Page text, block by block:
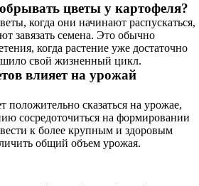
цветы у картофеля?
когда они начинают распускаться,
завязать семена. Это обычно
когда растение уже достаточно
свой жизненный цикл.
влияет на урожай
сказаться на урожае,
сосредоточиться на формировании
к более крупным и здоровым
общий объем урожая.